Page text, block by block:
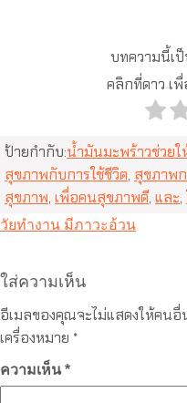
บทความนี้เ
คลิกที่ดาว เ
ป้ายกำกับ:น้ำมันมะพร้าวช่วย
สุขภาพกับการใช้ชีวิต, สุขภาพ
สุขภาพ, เพื่อคนสุขภาพดี, และ,
แนะแนว
วัยทำงาน มีภาวะอ้วน
ใส่ความเห็น
อีเมลของคุณจะไม่แสดงให้คนอื่
เครื่องหมาย *
ความเห็น*